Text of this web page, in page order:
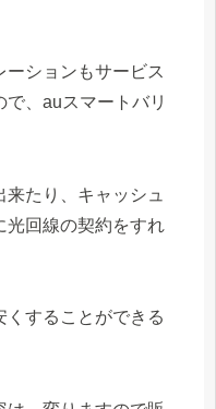
ーションもサービス
、auスマートバリ
たり、キャッシュ
光回線の契約をすれ
することができる